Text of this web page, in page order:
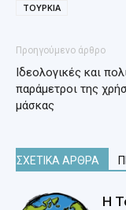
ΤΟΥΡΚΙΑ
Προηγούμενο άρθρο
Ιδεολογικές και
παράμετροι της
μάσκας
ΣΧΕΤΙΚΑ ΑΡΘΡΑ
Η